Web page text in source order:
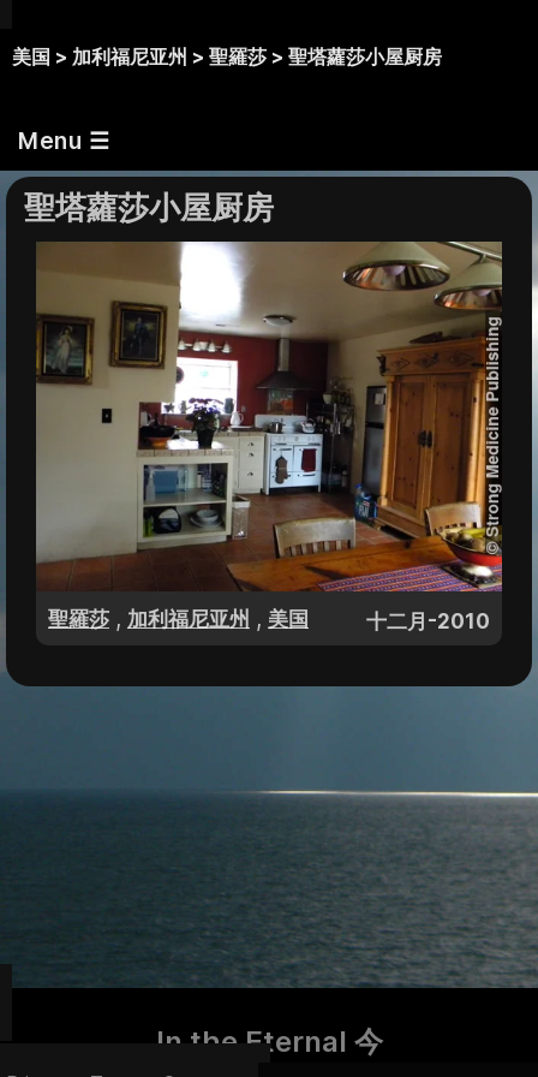
美国 > 加利福尼亚州 > 聖羅莎 > 聖塔蘿莎小屋厨房
Menu ☰
聖塔蘿莎小屋厨房
聖羅莎 , 加利福尼亚州 , 美国 十二月-2010
In the Eternal 今